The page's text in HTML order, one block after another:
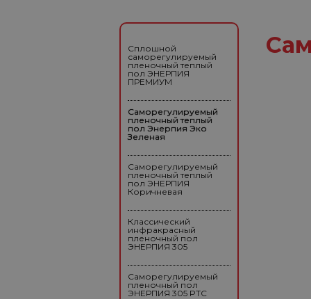
Сплошной
саморегулируемый
пленочный теплый
пол ЭНЕРПИЯ
ПРЕМИУМ
Саморегулируемый
пленочный теплый
пол Энерпия Эко
Зеленая
Саморегулируемый
пленочный теплый
пол ЭНЕРПИЯ
Коричневая
Классический
инфракрасный
пленочный пол
ЭНЕРПИЯ 305
Саморегулируемый
пленочный пол
ЭНЕРПИЯ 305 PTC